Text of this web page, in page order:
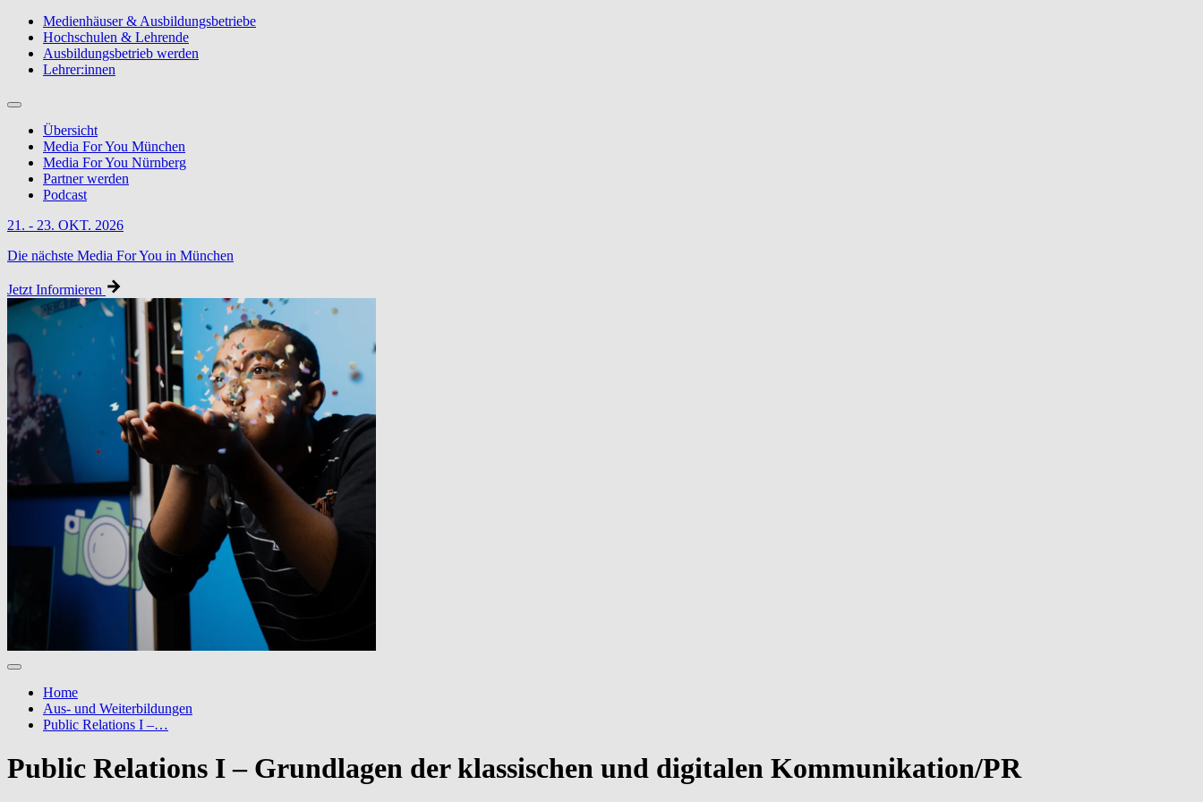
Medienhäuser & Ausbildungsbetriebe
Hochschulen & Lehrende
Ausbildungsbetrieb werden
Lehrer:innen
Übersicht
Media For You München
Media For You Nürnberg
Partner werden
Podcast
21. - 23. OKT. 2026
Die nächste Media For You in München
Jetzt Informieren
Home
Aus- und Weiterbildungen
Public Relations I –…
Public Relations I – Grundlagen der klassischen und digitalen Kommunikation/PR